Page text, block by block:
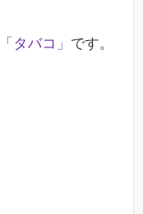
「タバコ」 です。